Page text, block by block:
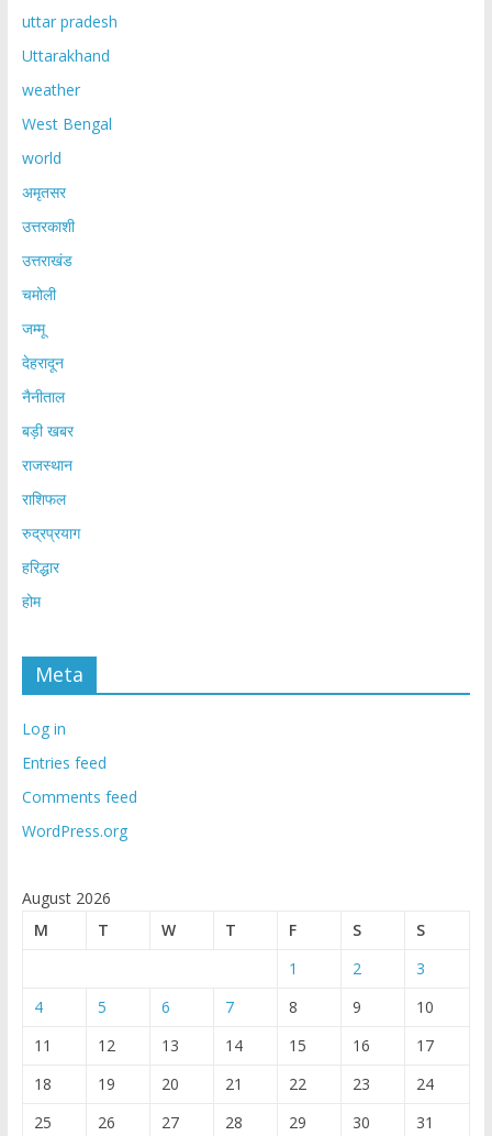
uttar pradesh
Uttarakhand
weather
West Bengal
world
अमृतसर
उत्तरकाशी
उत्तराखंड
चमोली
जम्मू
देहरादून
नैनीताल
बड़ी खबर
राजस्थान
राशिफल
रुद्रप्रयाग
हरिद्धार
होम
Meta
Log in
Entries feed
Comments feed
WordPress.org
August 2026
M
T W T F S
S
1
2
3
4
5 6 7 8 9
10
11
12 13 14 15 16
17
18
19 20 21 22 23
24
25
26 27 28 29 30 31